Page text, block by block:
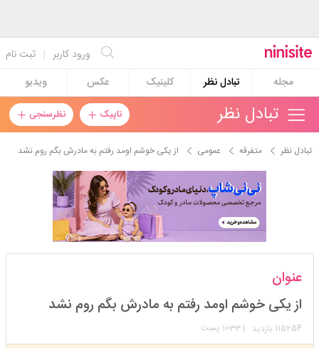
ثبت نام | ورود کاربر
مجله
تبادل نظر کلینیک عکس ویدیو
تاپیک نظرسنجی تبادل نظر
تبادل نظر متفرقه عمومی از یکی خوشم اومد رفتم به مادرش بگم روم نشد
عضویت: 1402/11/30 تعداد پست: 599
عنوان
از یکی خوشم اومد رفتم به مادرش بگم روم نشد
115254 بازدید | 1033 پست